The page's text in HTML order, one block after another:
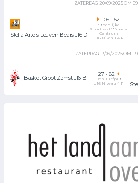
ZATERDAG 20/09/2025 OM
Stella Artois Leuven Bears J16 D
106 - 52
Stedelijke
Sportzaal Wilsele
Centrum
U16 Niveau 4 R
ZATERDAG 13/09/2025 OM
Basket Groot Zemst J16 B
27 - 82
Den Turfput
U16 Niveau 4 R